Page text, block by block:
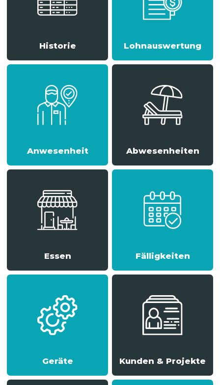
Historie Lohnauswertung
Anwesenheit Abwesenheiten
Essen Fälligkeiten
Geräte Kunden & Projekte